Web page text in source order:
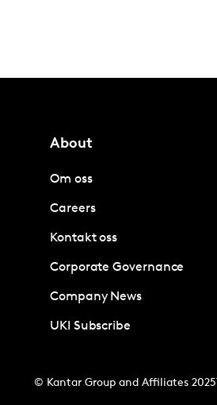
About
Om oss
Careers
Kontakt oss
Corporate Governance
Company News
UKI Subscribe
© Kantar Group and Affiliates 2025